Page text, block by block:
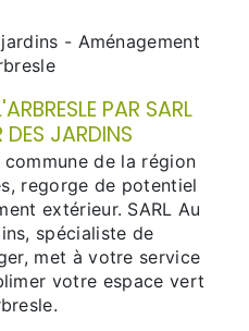
- Aménagement
PAR SARL
DES JARDINS
de la région
regorge de potentiel
extérieur. SARL Au
spécialiste de
met à votre service
votre espace vert